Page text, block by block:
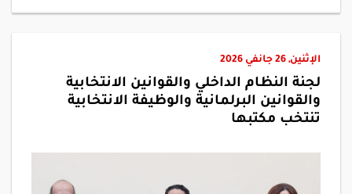
الإثنين, 26 جانفي 2026
لجنة النظام الداخلي والقوانين الانتخابية
والقوانين البرلمانية والوظيفة الانتخابية
تنتخب مكتبها